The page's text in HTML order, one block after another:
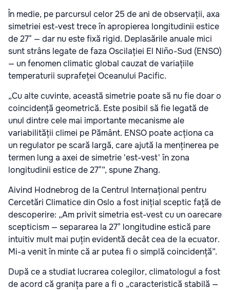
În medie, pe parcursul celor 25 de ani de observații, axa
simetriei est-vest trece în apropierea longitudinii estice
de 27° — dar nu este fixă rigid. Deplasările anuale mici
sunt strâns legate de faza Oscilației El Niño-Sud (ENSO)
— un fenomen climatic global cauzat de variațiile
temperaturii suprafeței Oceanului Pacific.
„Cu alte cuvinte, această simetrie poate să nu fie doar o
coincidență geometrică. Este posibil să fie legată de
unul dintre cele mai importante mecanisme ale
variabilității climei pe Pământ. ENSO poate acționa ca
un regulator pe scară largă, care ajută la menținerea pe
termen lung a axei de simetrie 'est-vest' în zona
longitudinii estice de 27°”, spune Zhang.
Aivind Hodnebrog de la Centrul Internațional pentru
Cercetări Climatice din Oslo a fost inițial sceptic față de
descoperire: „Am privit simetria est-vest cu un oarecare
scepticism — separarea la 27° longitudine estică pare
intuitiv mult mai puțin evidentă decât cea de la ecuator.
Mi-a venit în minte că ar putea fi o simplă coincidență”.
După ce a studiat lucrarea colegilor, climatologul a fost
de acord că granița pare a fi o „caracteristică stabilă —